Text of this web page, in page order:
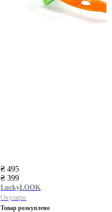
₴ 495
₴ 399
LuckyLOOK
Окуляри
Товар розкуплено